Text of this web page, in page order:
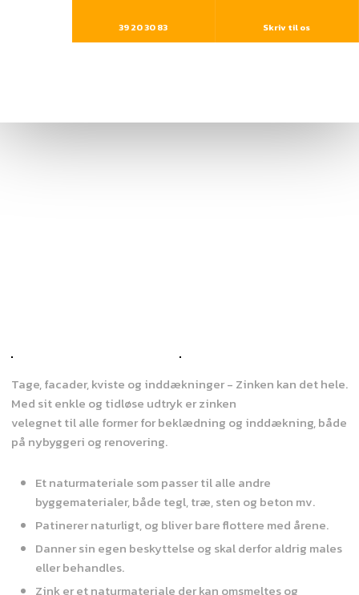
39 20 30 83​ Skriv til os
Tage, facader, kviste og inddækninger - Zinken kan det hele.
Med sit enkle og tidløse udtryk er zinken
velegnet til alle former for beklædning og inddækning, både
på nybyggeri og renovering.
Et naturmateriale som passer til alle andre
byggematerialer, både tegl, træ, sten og beton mv.
Patinerer naturligt, og bliver bare flottere med årene.
Danner sin egen beskyttelse og skal derfor aldrig males
eller behandles.
Zink er et naturmateriale der kan omsmeltes og